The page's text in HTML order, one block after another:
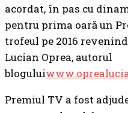
acordat, în pas cu
pentru prima oară un
trofeul pe 2016
Lucian Oprea, autorul
blogului
Premiul TV a fost